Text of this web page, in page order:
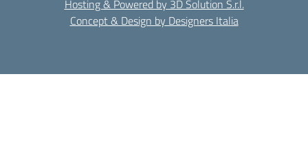
Hosting & Powered by 3D Solution S.r.l.
Concept & Design by Designers Italia